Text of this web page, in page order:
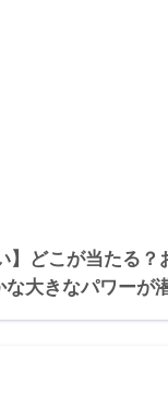
】どこが当たる
大きなパワーが